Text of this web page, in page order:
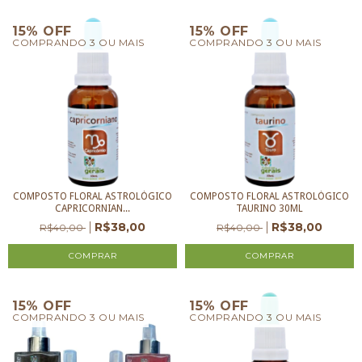
15% OFF
COMPRANDO 3 OU MAIS
COMPOSTO FLORAL ASTROLÓGICO
CAPRICORNIAN...
R$40,00 R$38,00
15% OFF
COMPRANDO 3 OU MAIS
COMPOSTO FLORAL ASTROLÓGICO
TAURINO 30ML
R$40,00 R$38,00
15% OFF
COMPRANDO 3 OU MAIS
15% OFF
COMPRANDO 3 OU MAIS